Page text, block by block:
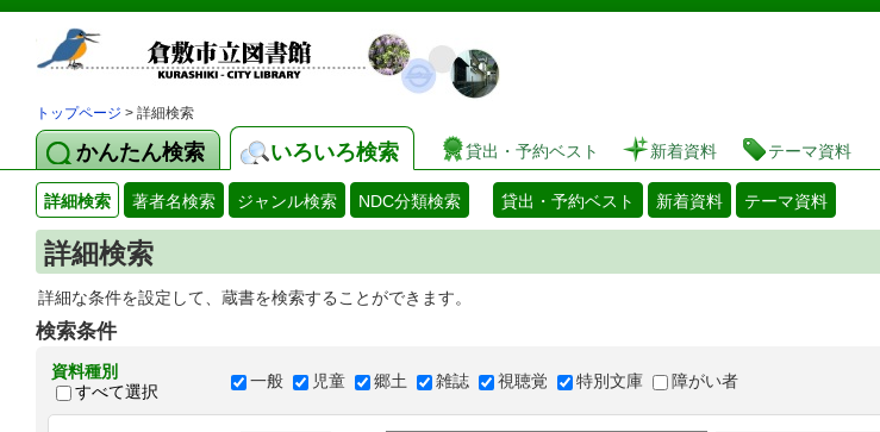
図書館 蔵書検索・予約システム
トップページ > 詳細検索
かんたん検索 いろいろ検索 貸出・予約ベスト 新着資料 テーマ資料
詳細検索 著者名検索 ジャンル検索 NDC分類検索 貸出・予約ベスト 新着資料 テーマ資料
詳細検索
詳細な条件を設定して、蔵書を検索することができます。
検索条件
資料種別
すべて選択
一般 児童 郷土 雑誌 視聴覚 特別文庫 障がい者